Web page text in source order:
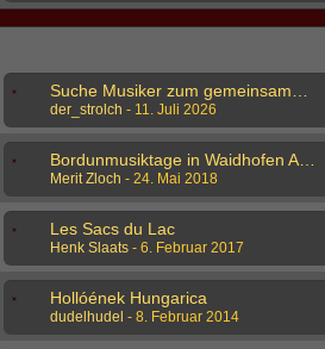
der_strolch - 11. Juli 2026
Merit Zloch -24. Mai 2018
Les Sacs du Lac
Henk Slaats -6. Februar 2017
Hollóének Hungarica
dudelhudel -8. Februar 2014